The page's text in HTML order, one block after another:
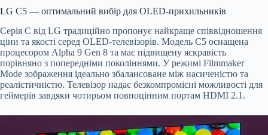
LG C5 — оптимальний вибір для OLED-прихильників
Серія C від LG традиційно пропонує найкраще співвідношення
ціни та якості серед OLED-телевізорів. Модель C5 оснащена
процесором Alpha 9 Gen 8 та має підвищену яскравість
порівняно з попередніми поколіннями. У режимі Filmmaker
Mode зображення ідеально збалансоване між насиченістю та
реалістичністю. Телевізор надає безкомпромісні можливості для
геймерів завдяки чотирьом повноцінним портам HDMI 2.1.